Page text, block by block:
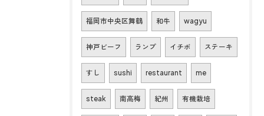
福岡市中央区舞鶴 和牛 wagyu
神戸ビーフ ランプ イチボ ステーキ
すし sushi restaurant me
steak 南高梅 紀州 有機栽培